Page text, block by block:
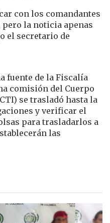
con los comandantes
la noticia apenas
el secretario de
fuente de la Fiscalía
comisión del Cuerpo
se trasladó hasta la
y verificar el
para trasladarlos a
las